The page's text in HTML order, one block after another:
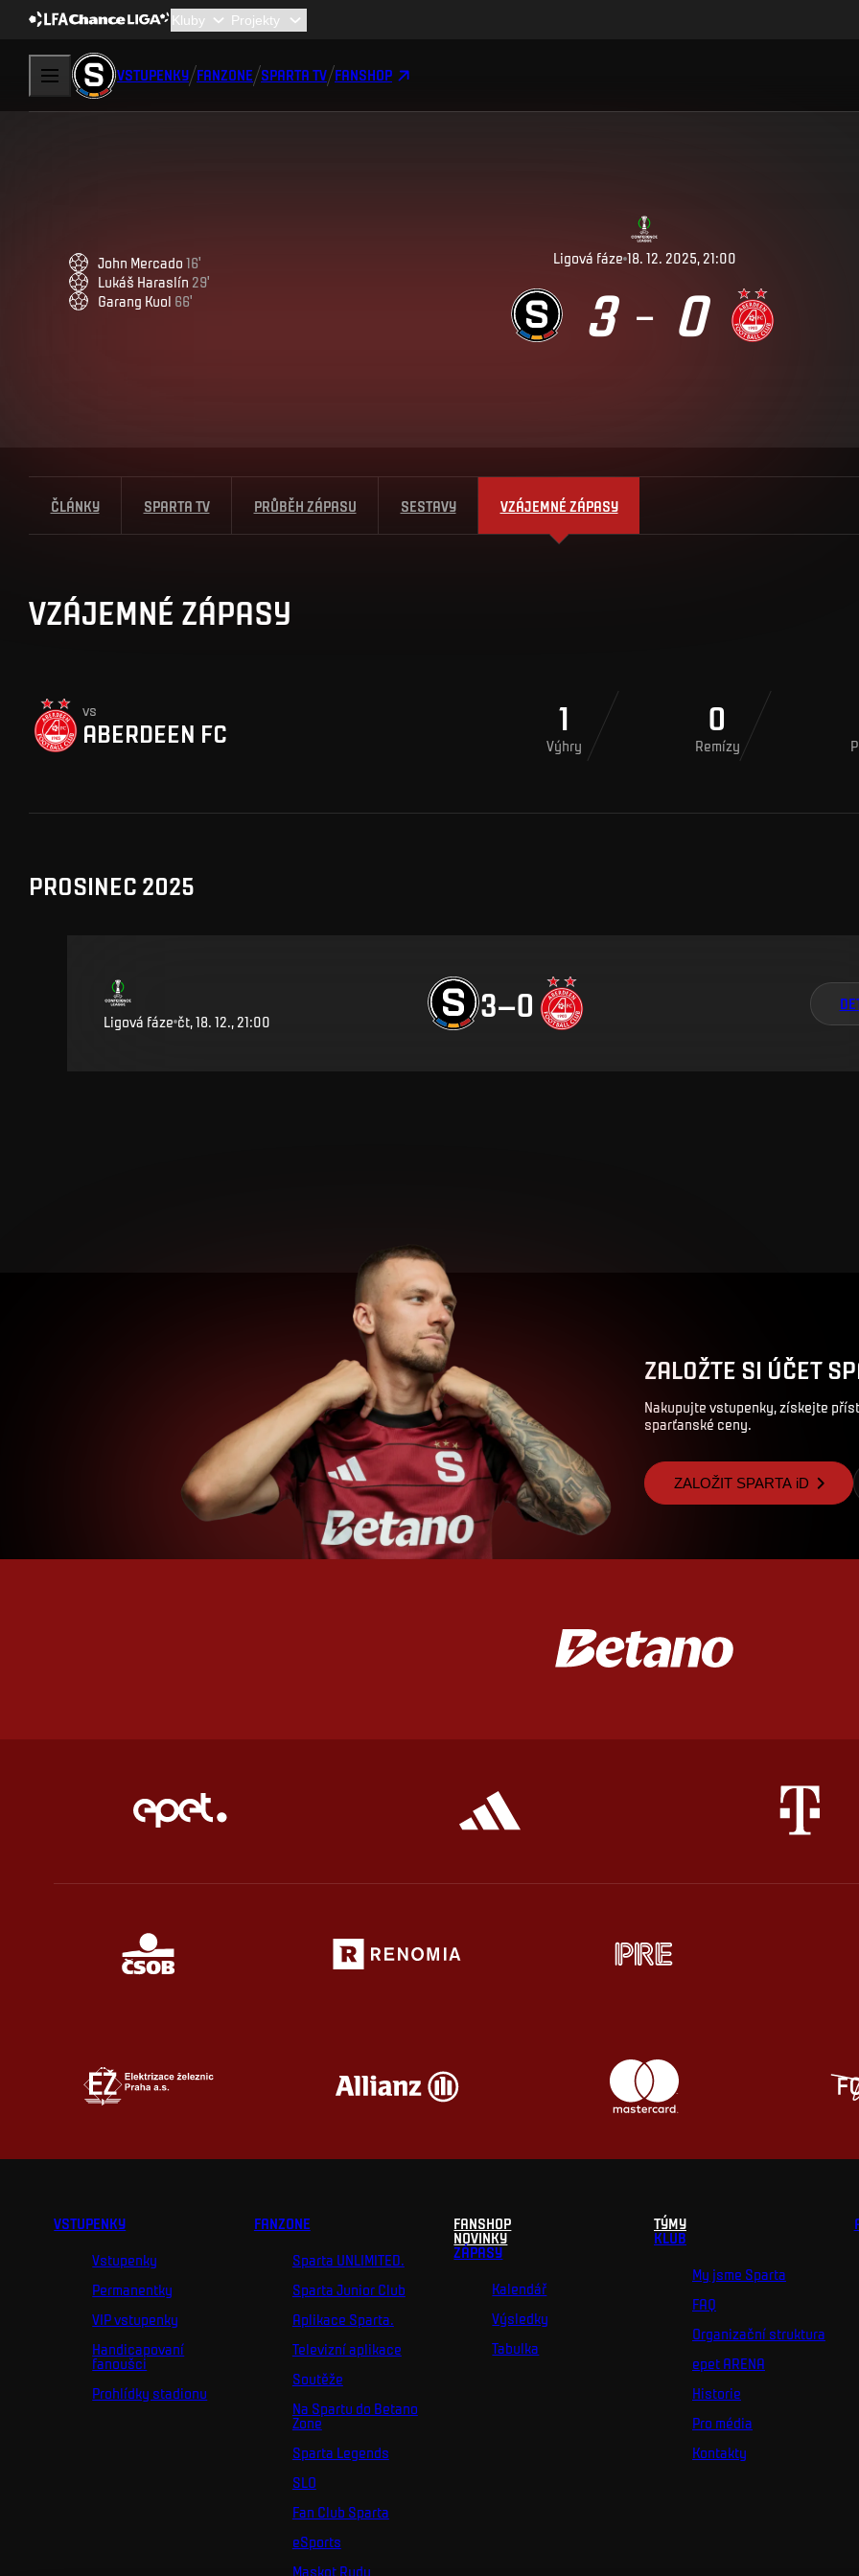
VSTUPENKY FANZONE SPARTA TV FANSHOP
John Mercado 16'
Lukáš Haraslín 29'
Garang Kuol 66'
Ligová fáze 18. 12. 2025, 21:00
3 – 0
ČLÁNKY SPARTA TV PRŮBĚH ZÁPASU SESTAVY VZÁJEMNÉ ZÁPASY
VZÁJEMNÉ ZÁPASY
vs
ABERDEEN FC 1
Výhry
0
Remízy
PROSINEC 2025
Ligová fáze čt, 18. 12., 21:00 3–0
ZALOŽTE SI ÚČET
Nakupujte vstupenky, získejte
sparťanské ceny.
ZALOŽIT SPARTA iD
VSTUPENKY
Vstupenky
Permanentky
VIP vstupenky
Handicapovaní
fanoušci
Prohlídky stadionu
FANZONE
Sparta UNLIMITED.
Sparta Junior Club
Aplikace Sparta.
Televizní aplikace
Soutěže
Na Spartu do Betano
Zone
Sparta Legends
SLO
Fan Club Sparta
eSports
Maskot Rudy
FANSHOP
NOVINKY
ZÁPASY
Kalendář
Výsledky
Tabulka
TÝMY
KLUB
My jsme Sparta
FAQ
Organizační struktura
epet ARENA
Historie
Pro média
Kontakty